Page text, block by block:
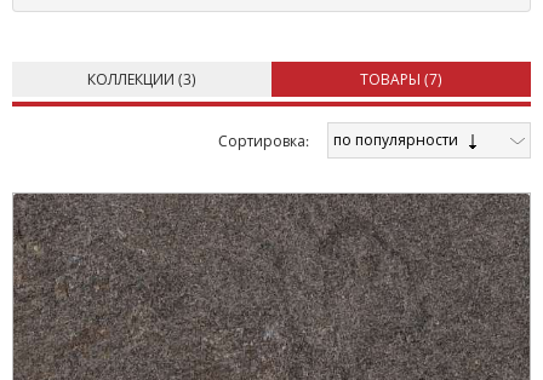
КОЛЛЕКЦИИ (3) ТОВАРЫ (7)
Cортировка: по популярности